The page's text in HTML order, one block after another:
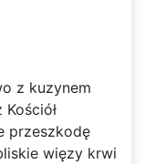
z kuzynem
przeszkodę
więzy krwi